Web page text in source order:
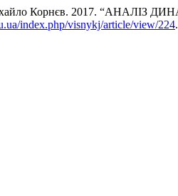
Корнєв. 2017.
index.php/visnykj/article/view/224.